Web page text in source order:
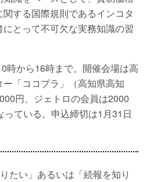
する国際規則であるインコタ
とって不可欠な実務知識の習
時から16時まで。開催会場は高
「ココプラ」（高知県高知
円、ジェトロの会員は2000
ている。申込締切は1月31日
たい」あるいは「続報を知り